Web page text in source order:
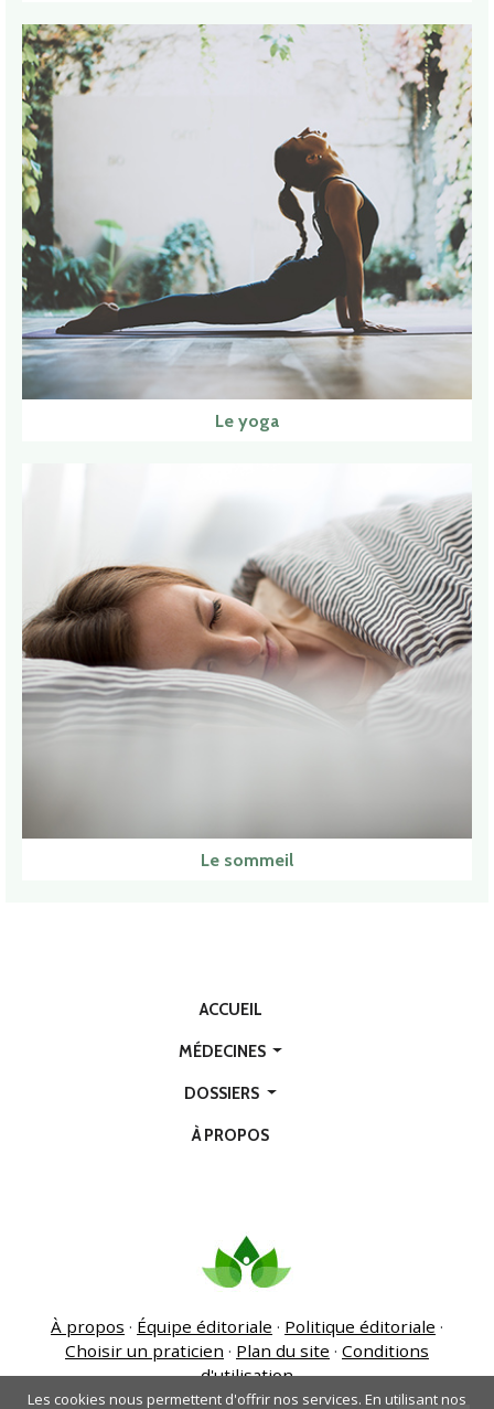
Le yoga
Le sommeil
ACCUEIL
MÉDECINES
DOSSIERS
À PROPOS
À propos · Équipe éditoriale · Politique éditoriale ·
Choisir un praticien · Plan du site · Conditions
d'utilisation
Les cookies nous permettent d'offrir nos services. En utilisant nos